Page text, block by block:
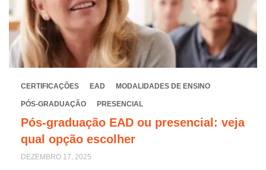
CERTIFICAÇÕES EAD MODALIDADES DE ENSINO
PÓS-GRADUAÇÃO PRESENCIAL
Pós-graduação EAD ou presencial: veja
qual opção escolher
DEZEMBRO 17, 2025